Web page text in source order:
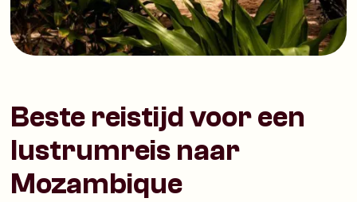
Beste reistijd voor een
lustrumreis naar
Mozambique